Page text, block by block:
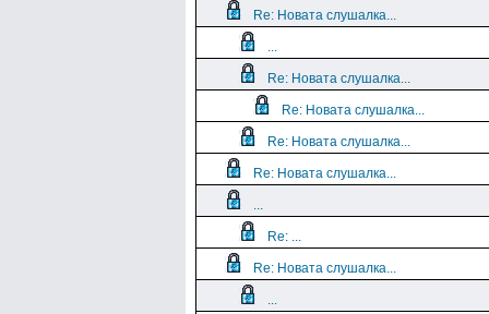
Re: Новата слушалка...
...
Re: Новата слушалка...
Re: Новата слушалка...
Re: Новата слушалка...
Re: Новата слушалка...
...
Re: ...
Re: Новата слушалка...
...